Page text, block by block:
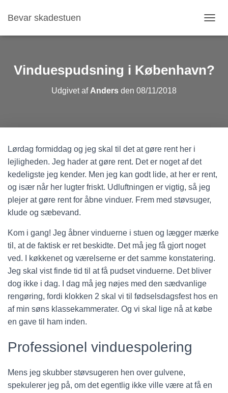
Bevar skadestuen
K
T
N
Vinduespudsning i København?
Udgivet af Anders den 08/11/2018
Lørdag formiddag og jeg skal til det at gøre rent her i
lejligheden. Jeg hader at gøre rent. Det er noget af det
kedeligste jeg kender. Men jeg kan godt lide, at her er rent,
og især når her lugter friskt. Udluftningen er vigtig, så jeg
plejer at gøre rent for åbne vinduer. Frem med støvsuger,
klude og sæbevand.
Kom i gang! Jeg åbner vinduerne i stuen og lægger mærke
til, at de faktisk er ret beskidte. Det må jeg få gjort noget
ved. I køkkenet og værelserne er det samme konstatering.
Jeg skal vist finde tid til at få pudset vinduerne. Det bliver
dog ikke i dag. I dag må jeg nøjes med den sædvanlige
rengøring, fordi klokken 2 skal vi til fødselsdagsfest hos en
af min søns klassekammerater. Og vi skal lige nå at købe
en gave til ham inden.
Professionel vinduespolering
Mens jeg skubber støvsugeren hen over gulvene,
spekulerer jeg på, om det egentlig ikke ville være at få en